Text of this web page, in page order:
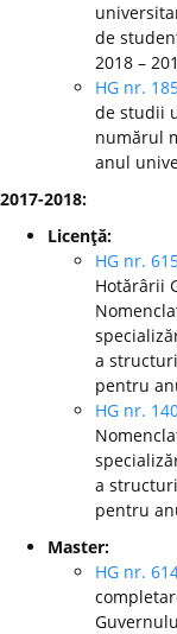
de
2018 –
HG nr.
de studii
numărul
anul
2017-2018:
Licenţă:
HG nr.
Hotărârii
a
pentru
HG nr.
a
pentru
Master:
HG nr.